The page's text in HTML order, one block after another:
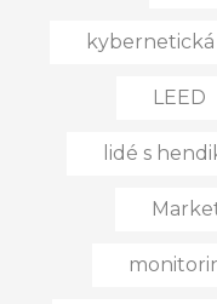
LEED
lidé s